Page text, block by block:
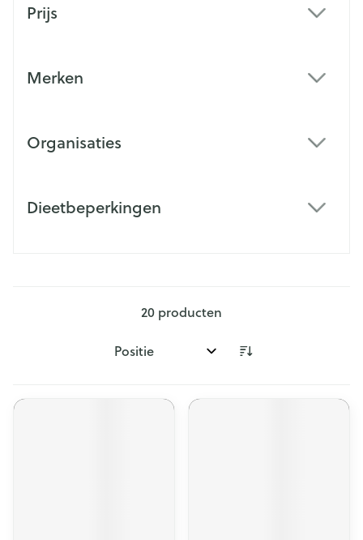
Prijs
Merken
Organisaties
Dieetbeperkingen
20 producten
Sorteer op: